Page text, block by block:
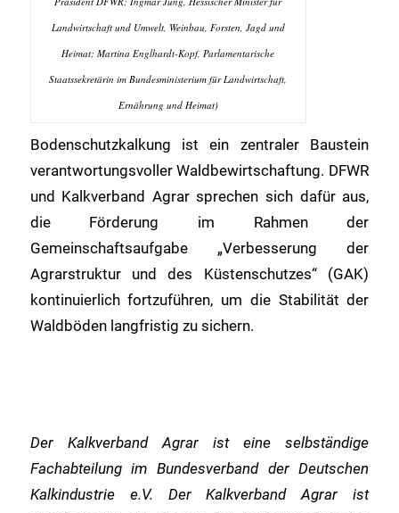
Landwirtschaft und Umwelt, Weinbau, Forsten, Jagd und
Heimat; Martina Englhardt-Kopf, Parlamentarische
Staatssekretärin im Bundesministerium für Landwirtschaft,
Ernährung und Heimat)
Bodenschutzkalkung ist ein zentraler Baustein
verantwortungsvoller Waldbewirtschaftung. DFWR
und Kalkverband Agrar sprechen sich dafür aus,
die Förderung im Rahmen der
Gemeinschaftsaufgabe „Verbesserung der
Agrarstruktur und des Küstenschutzes“ (GAK)
kontinuierlich fortzuführen, um die Stabilität der
Waldböden langfristig zu sichern.
Der Kalkverband Agrar ist eine selbständige
Fachabteilung im Bundesverband der Deutschen
Kalkindustrie e.V. Der Kalkverband Agrar ist